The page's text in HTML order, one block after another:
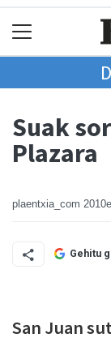
Suak
Plazara
plaentxia_com
Gehitu
San Juan